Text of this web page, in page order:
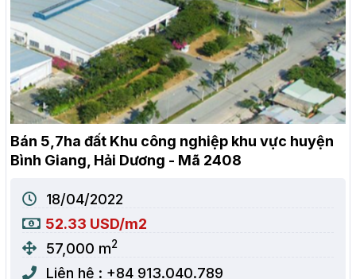
Bán 5,7ha đất Khu công nghiệp khu vực huyện
Bình Giang, Hải Dương - Mã 2408
18/04/2022
52.33 USD/m2
57,000 m2
Liên hệ : +84 913.040.789